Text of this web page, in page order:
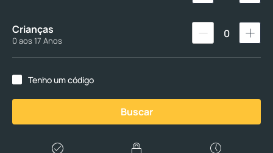
Crianças
0 aos 17 Anos
0
Tenho um código
Buscar